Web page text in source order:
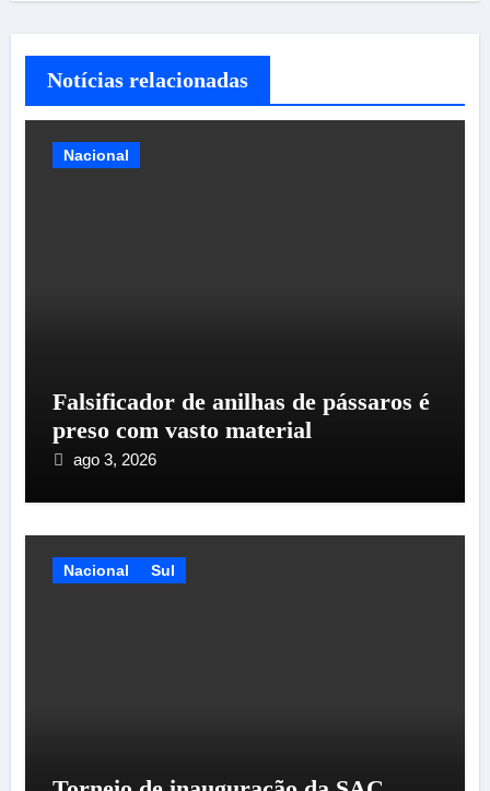
Notícias relacionadas
Nacional
Falsificador de anilhas de pássaros é
preso com vasto material
ago 3, 2026
Nacional Sul